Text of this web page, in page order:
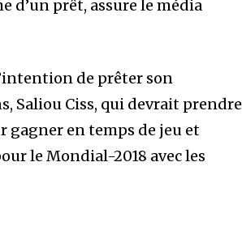
d’un prêt, assure le média
de prêter son
Saliou Ciss, qui devrait prendre
gagner en temps de jeu et
le Mondial-2018 avec les